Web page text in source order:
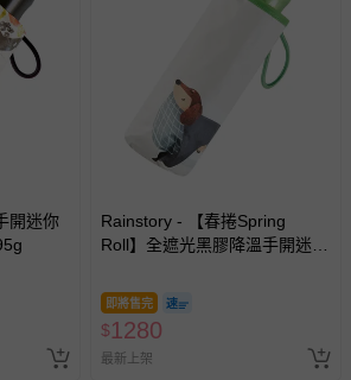
者保護法的規定，不適用七天鑑賞期/猶
期限較短或解約時即將逾期（例如生鮮
誌（惟書籍如經拆封、使用，則酌收整
提供之數位內容或一經提供即為完成之線
費者事先同意始提供（例如線上課程、遊
開迷你
Rainstory - 【春捲Spring
Roll】全遮光黑膠降溫手開迷你
即將售完
$1280
最新上架